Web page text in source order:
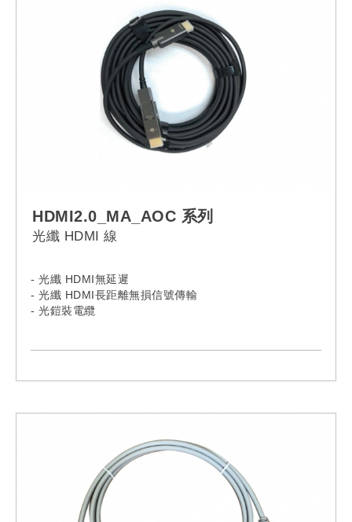
HDMI2.0_MA_AOC 系列
光纖 HDMI 線
- 光纖 HDMI無延遲
- 光纖 HDMI長距離無損信號傳輸
- 光鎧裝電纜